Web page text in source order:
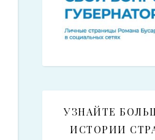
УЗНАЙТЕ
ИСТОРИИ